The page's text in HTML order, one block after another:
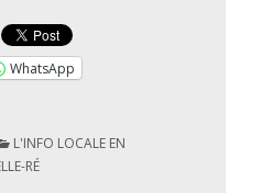
WhatsApp
L'INFO LOCALE EN
RÉ